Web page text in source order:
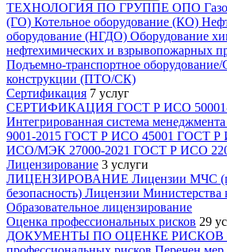
ТЕХНОЛОГИЯ ПО ГРУППЕ ОПО
(ГО) Котельное оборудование (КО)
оборудование (НГДО) Оборудование
нефтехимических и взрывопожарных
Подъемно-транспортное
конструкции (ПТО/СК)
Сертификация 7 услуг
СЕРТИФИКАЦИЯ ГОСТ Р ИСО
Интегрированная система
9001-2015 ГОСТ Р ИСО 45001 ГОСТ Р
ИСО/МЭК 27000-2021 ГОСТ Р ИСО
Лицензирование 3 услуги
ЛИЦЕНЗИРОВАНИЕ Лицензии МЧС
безопасность) Лицензии Министерства
Образовательное лицензирование
Оценка профессиональных рисков 29
ДОКУМЕНТЫ ПО ОЦЕНКЕ РИСКОВ